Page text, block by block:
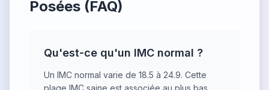
Posées (FAQ)
Qu'est-ce qu'un IMC normal ?
Un IMC normal varie de 18.5 à 24.9. Cette
plage IMC saine est associée au plus bas